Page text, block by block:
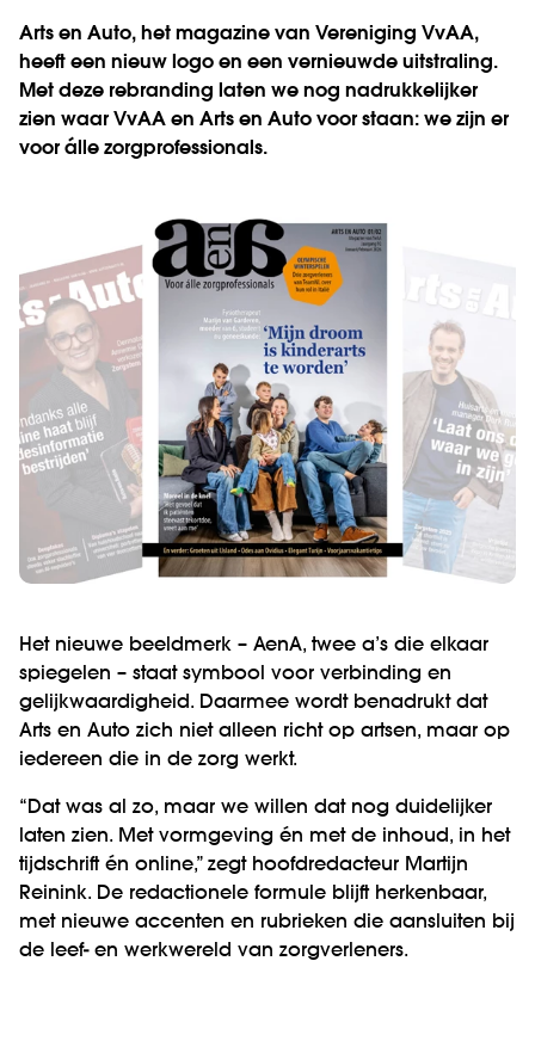
Arts en Auto, het magazine van Vereniging VvAA,
heeft een nieuw logo en een vernieuwde uitstraling.
Met deze rebranding laten we nog nadrukkelijker
zien waar VvAA en Arts en Auto voor staan: we zijn er
voor álle zorgprofessionals.
Het nieuwe beeldmerk – AenA, twee a’s die elkaar
spiegelen – staat symbool voor verbinding en
gelijkwaardigheid. Daarmee wordt benadrukt dat
Arts en Auto zich niet alleen richt op artsen, maar op
iedereen die in de zorg werkt.
“Dat was al zo, maar we willen dat nog duidelijker
laten zien. Met vormgeving én met de inhoud, in het
tijdschrift én online,” zegt hoofdredacteur Martijn
Reinink. De redactionele formule blijft herkenbaar,
met nieuwe accenten en rubrieken die aansluiten bij
de leef- en werkwereld van zorgverleners.